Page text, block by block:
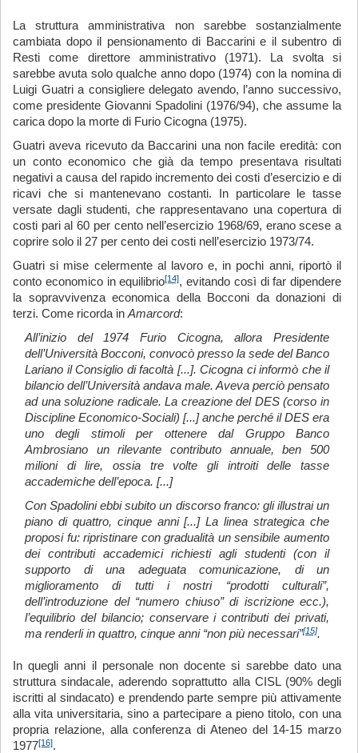
La struttura amministrativa non sarebbe sostanzialmente
cambiata dopo il pensionamento di Baccarini e il subentro di
Resti come direttore amministrativo (1971). La svolta si
sarebbe avuta solo qualche anno dopo (1974) con la nomina di
Luigi Guatri a consigliere delegato avendo, l’anno successivo,
come presidente Giovanni Spadolini (1976/94), che assume la
carica dopo la morte di Furio Cicogna (1975).
Guatri aveva ricevuto da Baccarini una non facile eredità: con
un conto economico che già da tempo presentava risultati
negativi a causa del rapido incremento dei costi d’esercizio e di
ricavi che si mantenevano costanti. In particolare le tasse
versate dagli studenti, che rappresentavano una copertura di
costi pari al 60 per cento nell’esercizio 1968/69, erano scese a
coprire solo il 27 per cento dei costi nell’esercizio 1973/74.
Guatri si mise celermente al lavoro e, in pochi anni, riportò il
conto economico in equilibrio[14], evitando così di far dipendere
la sopravvivenza economica della Bocconi da donazioni di
terzi. Come ricorda in Amarcord:
All’inizio del 1974 Furio Cicogna, allora Presidente
dell’Università Bocconi, convocò presso la sede del Banco
Lariano il Consiglio di facoltà [...]. Cicogna ci informò che il
bilancio dell’Università andava male. Aveva perciò pensato
ad una soluzione radicale. La creazione del DES (corso in
Discipline Economico-Sociali) [...] anche perché il DES era
uno degli stimoli per ottenere dal Gruppo Banco
Ambrosiano un rilevante contributo annuale, ben 500
milioni di lire, ossia tre volte gli introiti delle tasse
accademiche dell’epoca. [...]
Con Spadolini ebbi subito un discorso franco: gli illustrai un
piano di quattro, cinque anni [...] La linea strategica che
proposi fu: ripristinare con gradualità un sensibile aumento
dei contributi accademici richiesti agli studenti (con il
supporto di una adeguata comunicazione, di un
miglioramento di tutti i nostri “prodotti culturali”,
dell’introduzione del “numero chiuso” di iscrizione ecc.),
l’equilibrio del bilancio; conservare i contributi dei privati,
ma renderli in quattro, cinque anni “non più necessari”[15].
In quegli anni il personale non docente si sarebbe dato una
struttura sindacale, aderendo soprattutto alla CISL (90% degli
iscritti al sindacato) e prendendo parte sempre più attivamente
alla vita universitaria, sino a partecipare a pieno titolo, con una
propria relazione, alla conferenza di Ateneo del 14-15 marzo
1977[16].